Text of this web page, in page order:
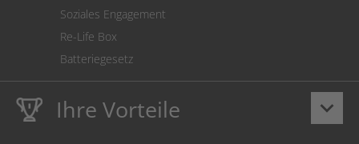
Soziales Engagement
Re-Life Box
Batteriegesetz
keyboard_arrow_down
Ihre Vorteile